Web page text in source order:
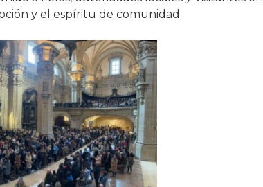
y el espíritu de comunidad.